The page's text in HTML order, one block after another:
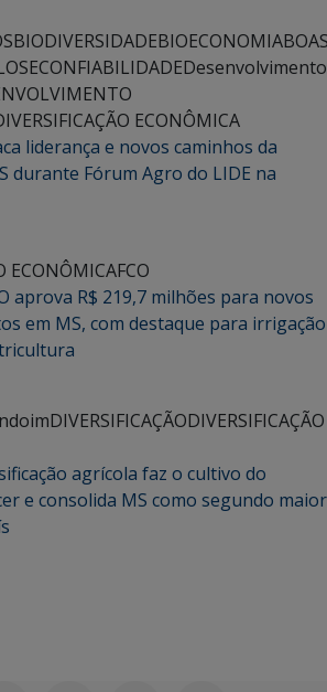
BIODIVERSIDADEBIOECONOMIA
CONFIABILIDADEDesenvolvimento
ECONÔMICA
liderança e novos caminhos da
durante Fórum Agro do LIDE na
ECONÔMICAFCO
aprova R$ 219,7 milhões para novos
em MS, com destaque para irrigação
DIVERSIFICAÇÃODIVERSIFICAÇÃO
agrícola faz o cultivo do
e consolida MS como segundo maior